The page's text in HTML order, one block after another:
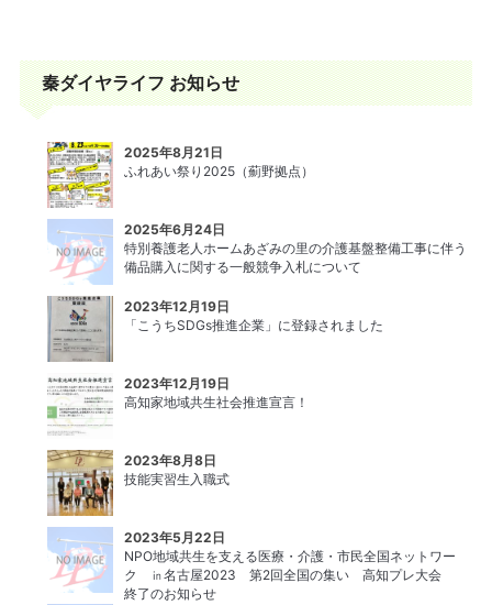
秦ダイヤライフ お知らせ
2025年8月21日
ふれあい祭り2025（薊野拠点）
2025年6月24日
特別養護老人ホームあざみの里の介護基盤整備工事に伴う
備品購入に関する一般競争入札について
2023年12月19日
「こうちSDGs推進企業」に登録されました
2023年12月19日
高知家地域共生社会推進宣言！
2023年8月8日
技能実習生入職式
2023年5月22日
NPO地域共生を支える医療・介護・市民全国ネットワー
ク ㏌名古屋2023 第2回全国の集い 高知プレ大会
終了のお知らせ